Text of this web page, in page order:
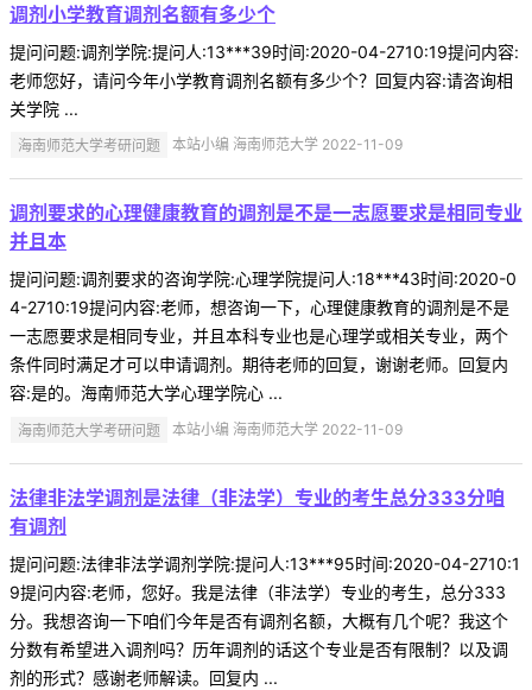
调剂小学教育调剂名额有多少个
提问问题:调剂学院:提问人:13***39时间:2020-04-2710:19提问内容:
老师您好，请问今年小学教育调剂名额有多少个？回复内容:请咨询相
关学院 ...
海南师范大学考研问题 本站小编 海南师范大学 2022-11-09
调剂要求的心理健康教育的调剂是不是一志愿要求是相同专业
并且本
提问问题:调剂要求的咨询学院:心理学院提问人:18***43时间:2020-0
4-2710:19提问内容:老师，想咨询一下，心理健康教育的调剂是不是
一志愿要求是相同专业，并且本科专业也是心理学或相关专业，两个
条件同时满足才可以申请调剂。期待老师的回复，谢谢老师。回复内
容:是的。海南师范大学心理学院心 ...
海南师范大学考研问题 本站小编 海南师范大学 2022-11-09
法律非法学调剂是法律（非法学）专业的考生总分333分咱
有调剂
提问问题:法律非法学调剂学院:提问人:13***95时间:2020-04-2710:1
9提问内容:老师，您好。我是法律（非法学）专业的考生，总分333
分。我想咨询一下咱们今年是否有调剂名额，大概有几个呢？我这个
分数有希望进入调剂吗？历年调剂的话这个专业是否有限制？以及调
剂的形式？感谢老师解读。回复内 ...